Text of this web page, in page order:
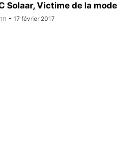
Solaar, Victime de la mode
- 17 février 2017